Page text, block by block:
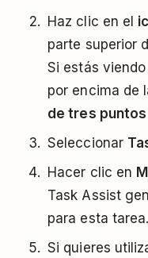
Haz clic en el
parte superior
Si estás
por encima de
de tres puntos
Seleccionar
Hacer clic en
Task Assist
para esta tarea.
Si quieres